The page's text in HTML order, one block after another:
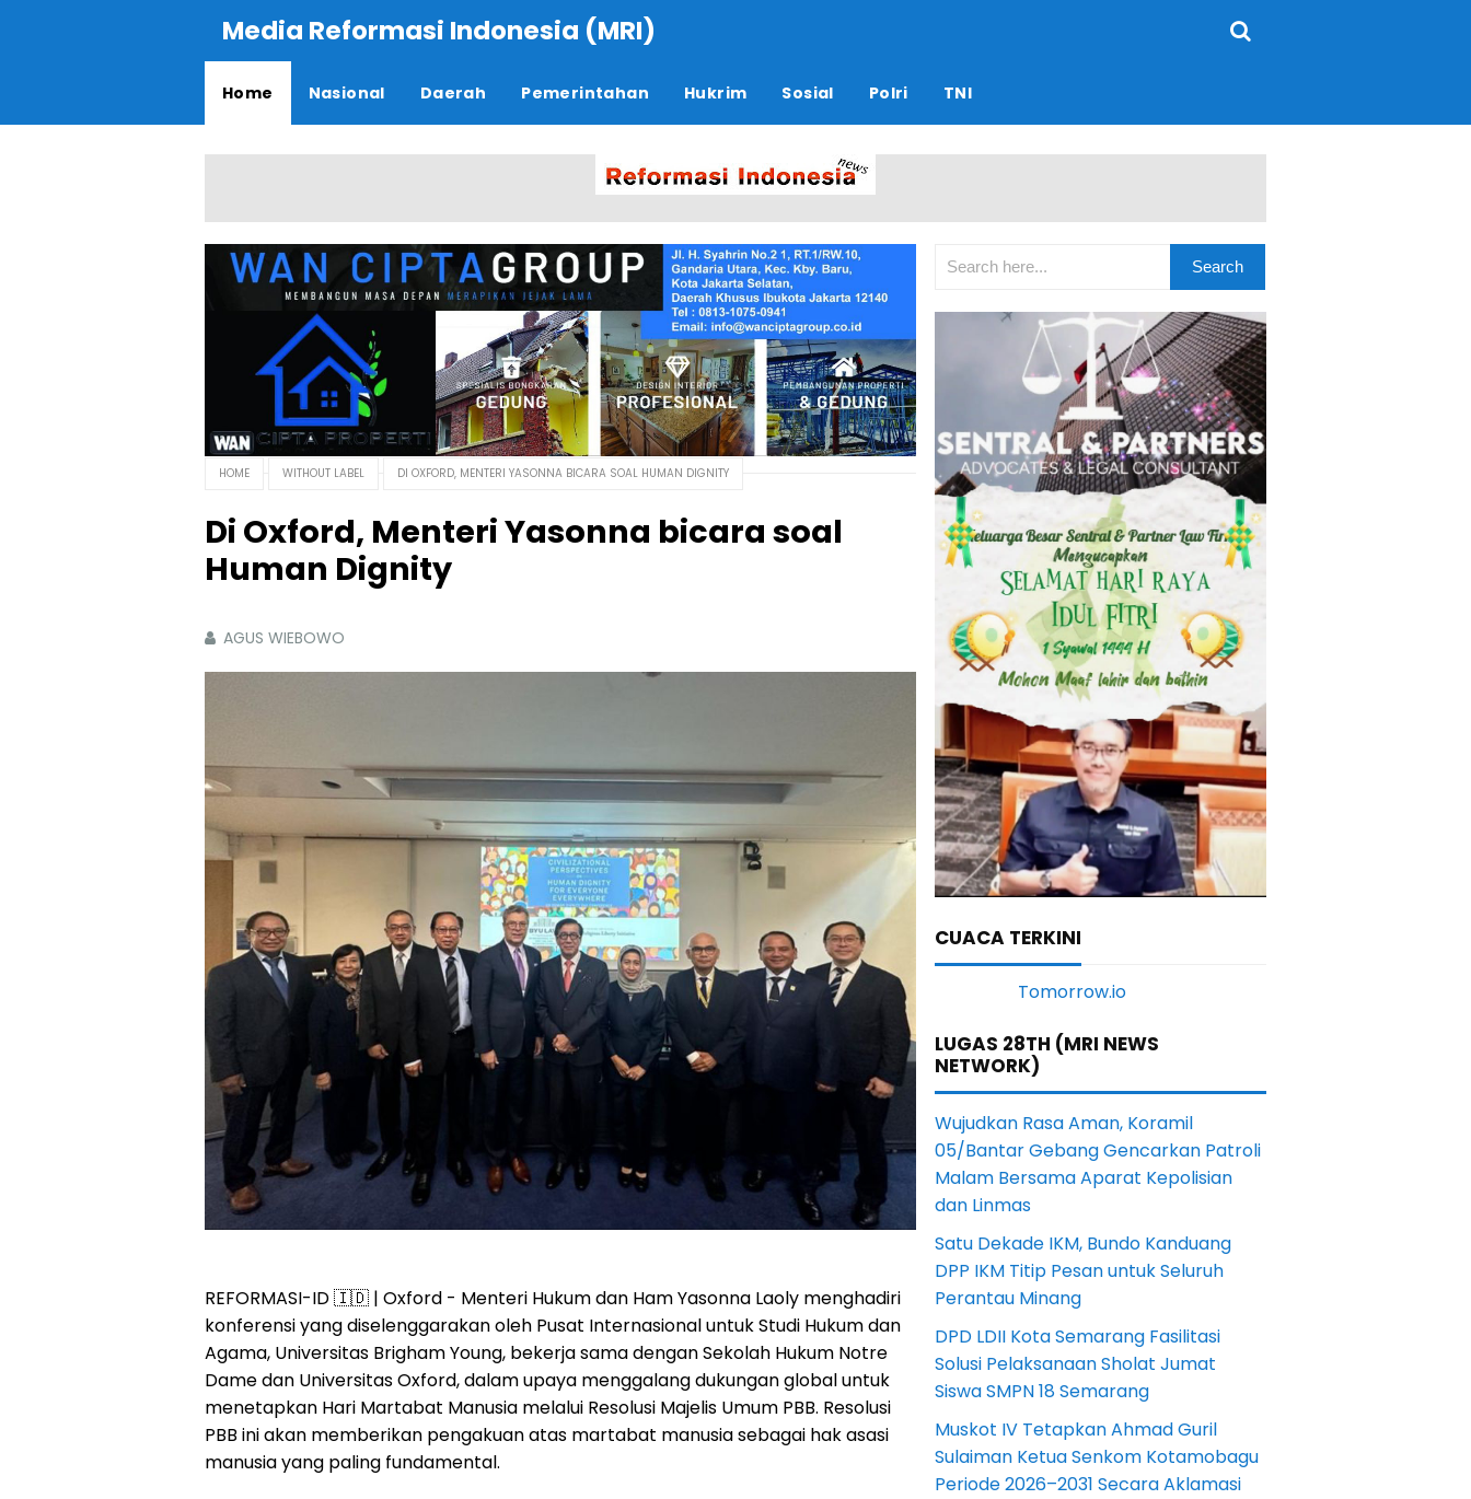
Media Reformasi Indonesia (MRI)
Home Nasional Daerah Pemerintahan Hukrim Sosial Polri TNI
HOME WITHOUT LABEL DI OXFORD, MENTERI YASONNA BICARA SOAL HUMAN DIGNITY
Di Oxford, Menteri Yasonna bicara soal
Human Dignity
AGUS WIEBOWO
REFORMASI-ID 🇮🇩 | Oxford - Menteri Hukum dan Ham Yasonna Laoly menghadiri
konferensi yang diselenggarakan oleh Pusat Internasional untuk Studi Hukum dan
Agama, Universitas Brigham Young, bekerja sama dengan Sekolah Hukum Notre
Dame dan Universitas Oxford, dalam upaya menggalang dukungan global untuk
menetapkan Hari Martabat Manusia melalui Resolusi Majelis Umum PBB. Resolusi
PBB ini akan memberikan pengakuan atas martabat manusia sebagai hak asasi
manusia yang paling fundamental.
CUACA TERKINI
LUGAS 28TH (MRI NEWS
NETWORK)
Wujudkan Rasa Aman, Koramil
05/Bantar Gebang Gencarkan Patroli
Malam Bersama Aparat Kepolisian
dan Linmas
Satu Dekade IKM, Bundo Kanduang
DPP IKM Titip Pesan untuk Seluruh
Perantau Minang
DPD LDII Kota Semarang Fasilitasi
Solusi Pelaksanaan Sholat Jumat
Siswa SMPN 18 Semarang
Muskot IV Tetapkan Ahmad Guril
Sulaiman Ketua Senkom Kotamobagu
Periode 2026–2031 Secara Aklamasi